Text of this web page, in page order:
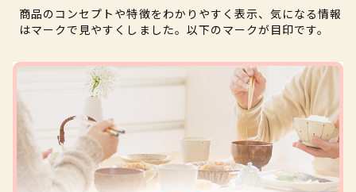
商品のコンセプトや特徴をわかりやすく表示、気になる情報
はマークで見やすくしました。以下のマークが目印です。